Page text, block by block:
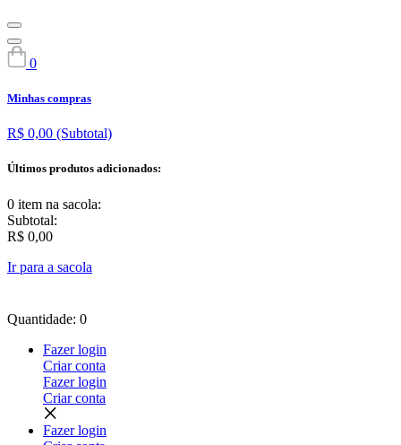
0
Minhas compras
R$ 0,00 (Subtotal)
Últimos produtos adicionados:
0 item na sacola:
Subtotal:
R$ 0,00
Ir para a sacola
Quantidade: 0
Fazer login
Criar conta
Fazer login
Criar conta
Fazer login